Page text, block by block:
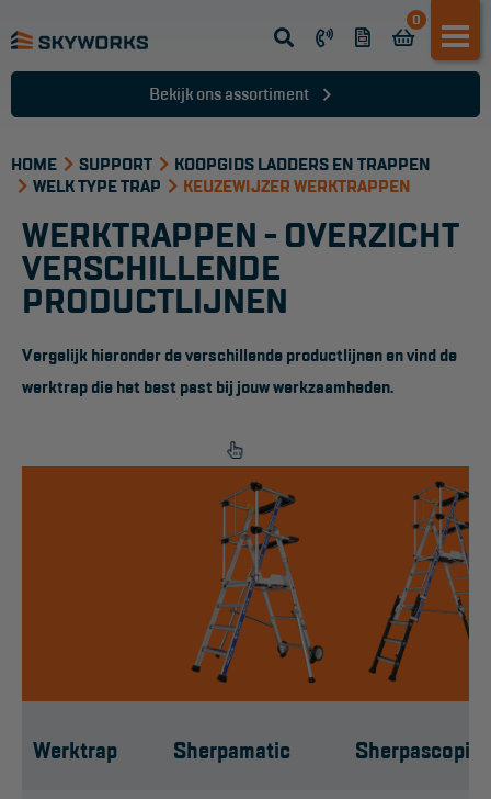
0
Opsteek ladder
Schuifladder
Telescopische ladder
Ladder accessoires
Ladder onderdelen
TRAPPEN
Bordestrap
Trap onderdelen
Schraag
Bekijk ons assortiment
HOME SUPPORT
KOOPGIDS LADDERS EN TRAPPEN
WELK TYPE TRAP
KEUZEWIJZER WERKTRAPPEN
WERKTRAPPEN - OVERZICHT
VERSCHILLENDE
PRODUCTLIJNEN
Vergelijk hieronder de verschillende productlijnen en vind de
werktrap die het best past bij jouw werkzaamheden.
Werktrap Sherpamatic Sherpascopic